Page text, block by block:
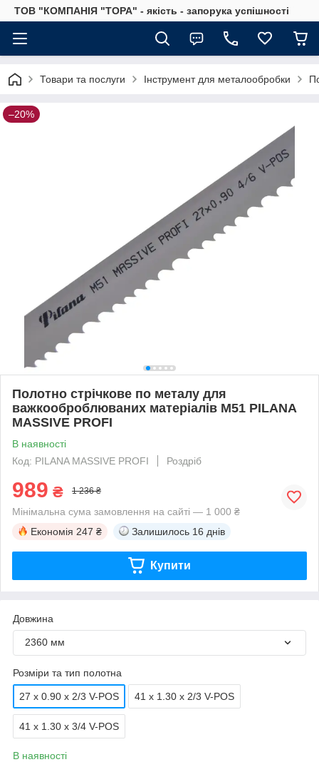
ТОВ "КОМПАНІЯ "ТОРА" - якість - запорука успішності
Товари та послуги Інструмент для металообробки
–20%
Полотно стрічкове по металу для
важкооброблюваних матеріалів М51 PILANA
MASSIVE PROFI
В наявності
Код: PILANA MASSIVE PROFI
Роздріб
989 ₴ 1 236 ₴
Мінімальна сума замовлення на сайті — 1 000 ₴
Економія 247 ₴ Залишилось 16 днів
Купити
Довжина
2360 мм
Розміри та тип полотна
27 x 0.90 x 2/3 V-POS 41 x 1.30 x 2/3 V-POS
41 x 1.30 x 3/4 V-POS
В наявності